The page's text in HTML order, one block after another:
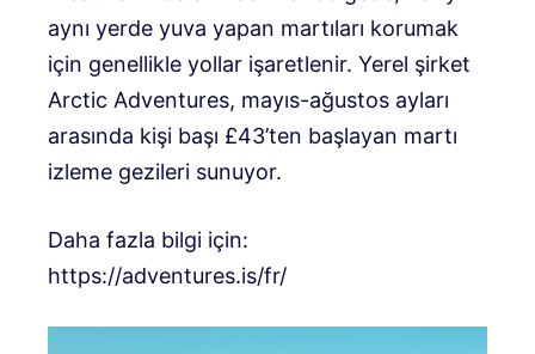
aynı yerde yuva yapan martıları korumak
için genellikle yollar işaretlenir. Yerel şirket
Arctic Adventures, mayıs-ağustos ayları
arasında kişi başı £43’ten başlayan martı
izleme gezileri sunuyor.
Daha fazla bilgi için:
https://adventures.is/fr/